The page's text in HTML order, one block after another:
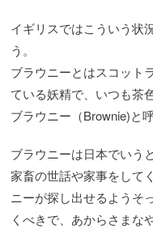
イギリスではこういう状
う。
ブラウニーとはスコット
ている妖精で、いつも茶
ブラウニー（Brownie)と
ブラウニーは日本でいう
家畜の世話や家事をして
ニーが探し出せるようそ
くべきで、あからさまな